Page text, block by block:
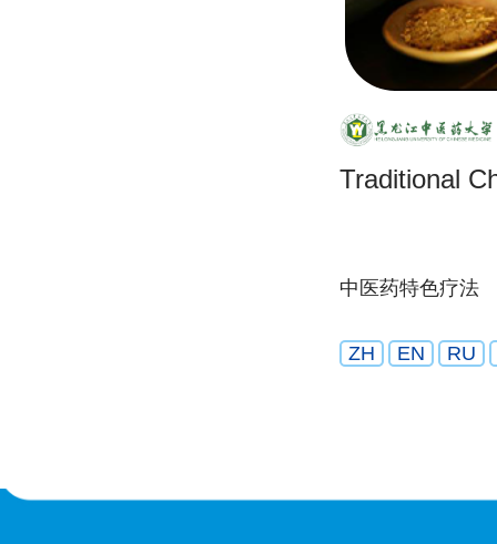
Traditional
中医药特色疗法
ZH EN RU